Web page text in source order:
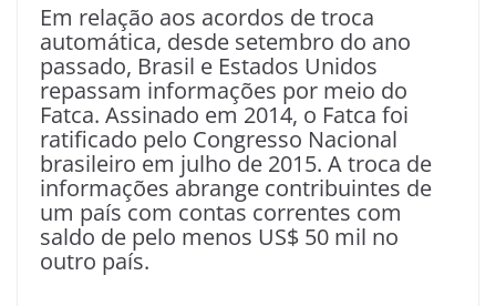
Em relação aos acordos de troca
automática, desde setembro do ano
passado, Brasil e Estados Unidos
repassam informações por meio do
Fatca. Assinado em 2014, o Fatca foi
ratificado pelo Congresso Nacional
brasileiro em julho de 2015. A troca de
informações abrange contribuintes de
um país com contas correntes com
saldo de pelo menos US$ 50 mil no
outro país.